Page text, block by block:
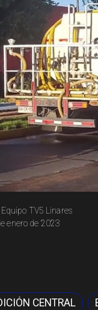
Equipo TV5 Linares
enero de 2023
CENTRAL